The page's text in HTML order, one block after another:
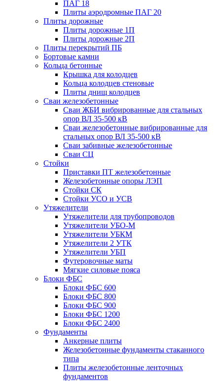
ПАГ 18
Плиты аэродромные ПАГ 20
Плиты дорожные
Плиты дорожные 1П
Плиты дорожные 2П
Плиты перекрытий ПБ
Бортовые камни
Кольца бетонные
Крышка для колодцев
Кольца колодцев стеновые
Плиты днищ колодцев
Сваи железобетонные
Сваи ЖБИ вибрированные для стальных
опор ВЛ 35-500 кВ
Сваи железобетонные вибрированные для
стальных опор ВЛ 35-500 кВ
Сваи забивные железобетонные
Сваи СЦ
Стойки
Приставки ПТ железобетонные
Железобетонные опоры ЛЭП
Стойки СК
Стойки УСО и УСВ
Утяжелители
Утяжелители для трубопроводов
Утяжелители УБО-М
Утяжелители УБКМ
Утяжелители 2 УТК
Утяжелители УБП
Футеровочные маты
Мягкие силовые пояса
Блоки ФБС
Блоки ФБС 600
Блоки ФБС 800
Блоки ФБС 900
Блоки ФБС 1200
Блоки ФБС 2400
Фундаменты
Анкерные плиты
Железобетонные фундаменты стаканного
типа
Плиты железобетонные ленточных
фундаментов